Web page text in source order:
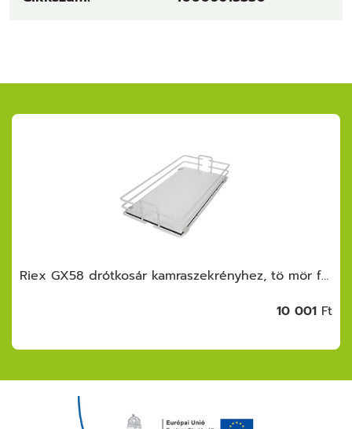
Riex GX58 drótkosár kamraszekrényhez, tö mör fenék, 300 mm, fehér
10 001 Ft